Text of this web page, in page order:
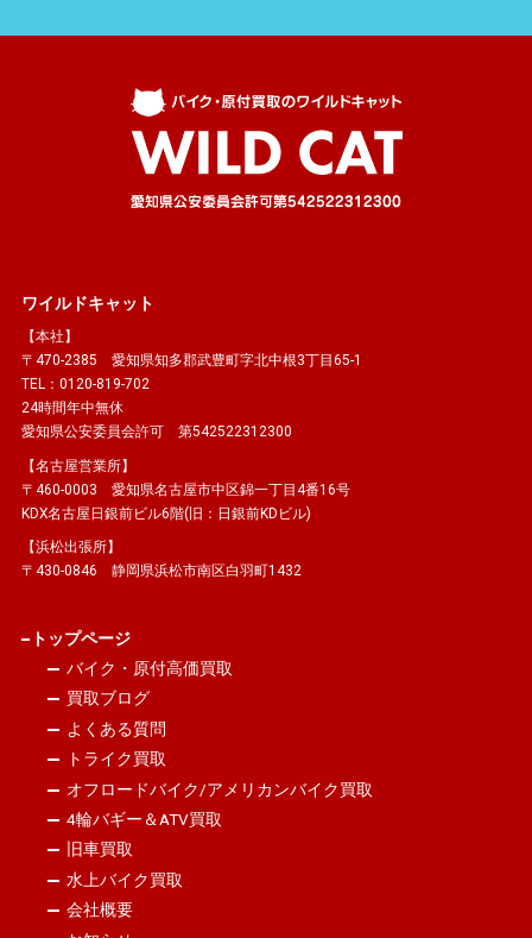
ワイルドキャット
【本社】
〒470-2385 愛知県知多郡武豊町字北中根3丁目65-1
TEL：0120-819-702
24時間年中無休
愛知県公安委員会許可 第542522312300
【名古屋営業所】
〒460-0003 愛知県名古屋市中区錦一丁目4番16号
KDX名古屋日銀前ビル6階(旧：日銀前KDビル)
【浜松出張所】
〒430-0846 静岡県浜松市南区白羽町1432
トップページ
バイク・原付高価買取
買取ブログ
よくある質問
トライク買取
オフロードバイク/アメリカンバイク買取
4輪バギー＆ATV買取
旧車買取
水上バイク買取
会社概要